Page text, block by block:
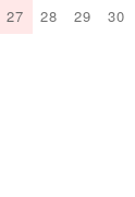
27
28 29 30